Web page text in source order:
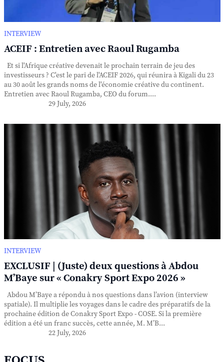
INTERVIEW
ACEIF : Entretien avec Raoul Rugamba
Et si l'Afrique créative devenait le prochain terrain de jeu des
investisseurs ? C'est le pari de l'ACEIF 2026, qui réunira à Kigali du 23
au 30 août les grands noms de l'économie créative du continent.
Entretien avec Raoul Rugamba, CEO du forum....
29 July, 2026
INTERVIEW
EXCLUSIF | (Juste) deux questions à Abdou
M’Baye sur « Conakry Sport Expo 2026 »
Abdou M’Baye a répondu à nos questions dans l’avion (interview
spatiale). Il multiplie les voyages dans le cadre des préparatifs de la
prochaine édition de Conakry Sport Expo - COSE. Si la première
édition a été un franc succès, cette année, M. M’B...
22 July, 2026